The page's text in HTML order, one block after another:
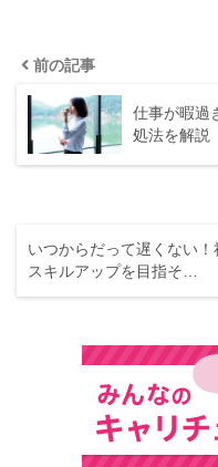
前の記事
仕事が暇過
処法を解説
いつからだって遅くない
スキルアップを目指そ…